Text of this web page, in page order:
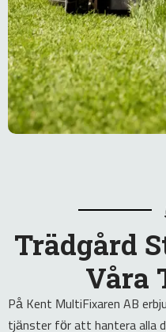
Trädgård
Våra
På Kent MultiFixaren AB
tjänster för att hantera alla